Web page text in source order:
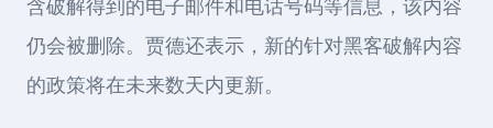
含破解得到的电子邮件和电话号码等信息，该内容
仍会被删除。贾德还表示，新的针对黑客破解内容
的政策将在未来数天内更新。